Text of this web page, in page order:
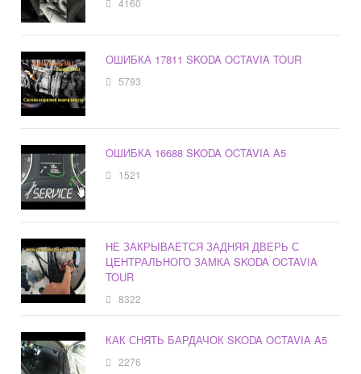
4160
ОШИБКА 17811 SKODA OCTAVIA TOUR
5793
ОШИБКА 16688 SKODA OCTAVIA A5
1521
НЕ ЗАКРЫВАЕТСЯ ЗАДНЯЯ ДВЕРЬ С
ЦЕНТРАЛЬНОГО ЗАМКА SKODA OCTAVIA
TOUR
8322
КАК СНЯТЬ БАРДАЧОК SKODA OCTAVIA A5
2276